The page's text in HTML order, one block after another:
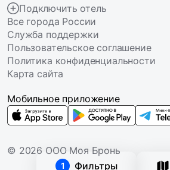
1 Фильтры
Подключить отель
Все города России
Служба поддержки
Пользовательское соглашение
Политика конфиденциальности
Карта сайта
© 2026 ООО Моя Бронь
Мобильное приложение